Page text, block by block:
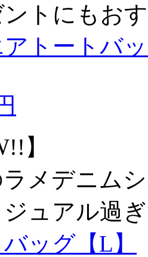
トにもお
アトートバ
】
メデニム
ュアル過
ッグ【L】